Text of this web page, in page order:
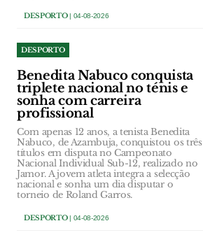
DESPORTO| 04-08-2026
DESPORTO
Benedita Nabuco conquista
triplete nacional no ténis e
sonha com carreira
profissional
Com apenas 12 anos, a tenista Benedita
Nabuco, de Azambuja, conquistou os três
títulos em disputa no Campeonato
Nacional Individual Sub-12, realizado no
Jamor. A jovem atleta integra a selecção
nacional e sonha um dia disputar o
torneio de Roland Garros.
DESPORTO| 04-08-2026